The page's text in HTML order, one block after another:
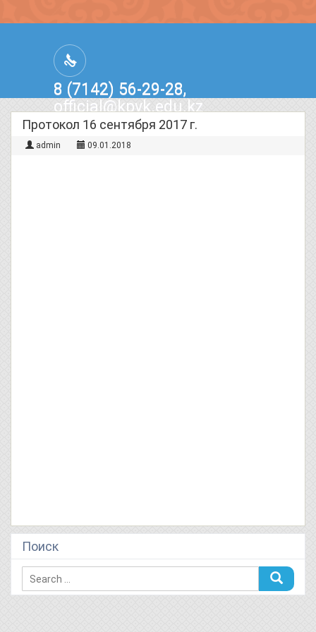
8 (7142) 56-29-28,
official@kpvk.edu.kz
г.Костанай, Проспект Кобыланды
Батыра, 3
Протокол 16 сентября 2017 г.
admin 09.01.2018
Поиск